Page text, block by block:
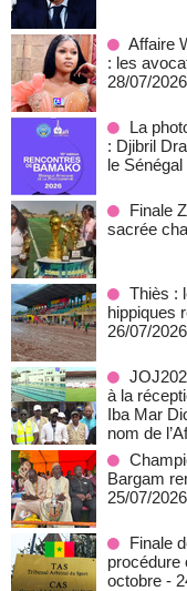
Affaire
: les
28/07/2026
La
: Djibril
le Sénégal
Finale
sacrée
Thiès :
hippiques
26/07/2026
à la
Iba Mar
nom de
Bargam
25/07/2026
Finale
procédure
octobre -